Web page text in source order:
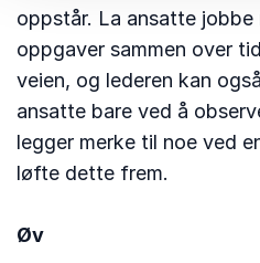
oppstår. La ansatte
oppgaver sammen over
veien, og lederen kan
ansatte bare ved å
legger merke til noe ved
løfte dette frem.
Øv